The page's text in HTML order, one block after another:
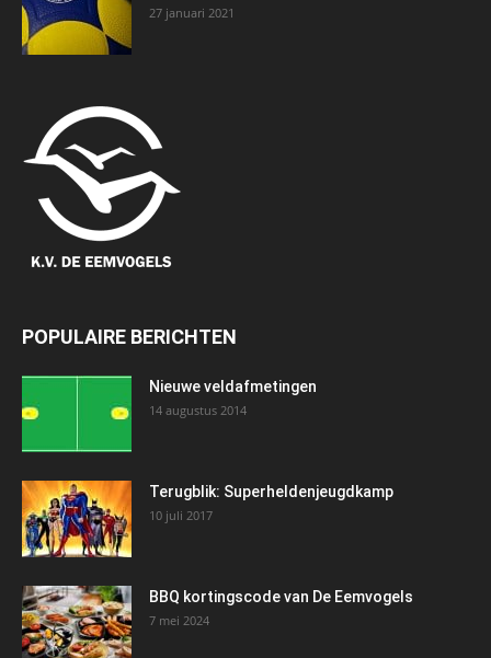
27 januari 2021
POPULAIRE BERICHTEN
Nieuwe veldafmetingen
14 augustus 2014
Terugblik: Superheldenjeugdkamp
10 juli 2017
BBQ kortingscode van De Eemvogels
7 mei 2024